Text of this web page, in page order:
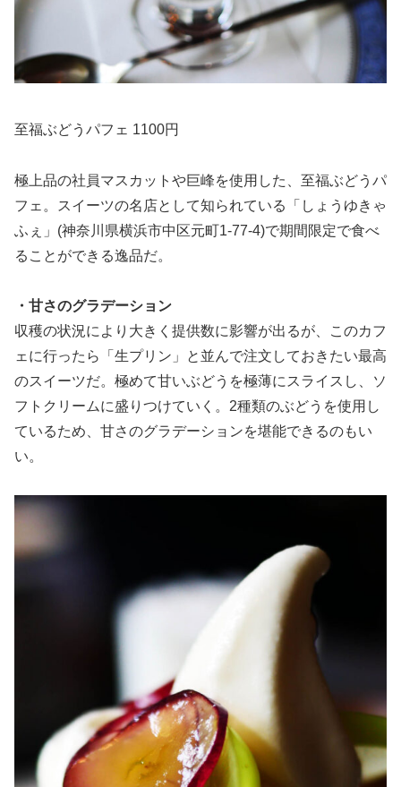
至福ぶどうパフェ 1100円
極上品の社員マスカットや巨峰を使用した、至福ぶどうパ
フェ。スイーツの名店として知られている「しょうゆきゃ
ふぇ」(神奈川県横浜市中区元町1-77-4)で期間限定で食べ
ることができる逸品だ。
・甘さのグラデーション
収穫の状況により大きく提供数に影響が出るが、このカフ
ェに行ったら「生プリン」と並んで注文しておきたい最高
のスイーツだ。極めて甘いぶどうを極薄にスライスし、ソ
フトクリームに盛りつけていく。2種類のぶどうを使用し
ているため、甘さのグラデーションを堪能できるのもい
い。